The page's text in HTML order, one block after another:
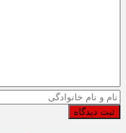
ثبت دیدگاه